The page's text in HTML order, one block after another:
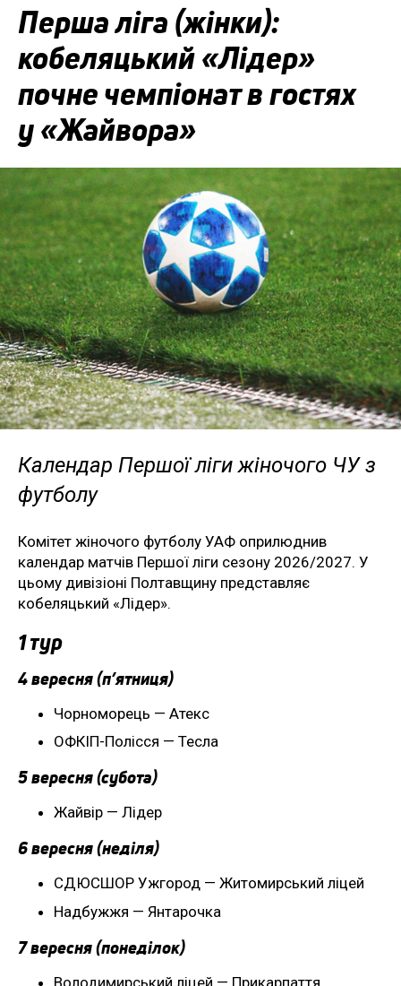
Перша ліга (жінки):
кобеляцький «Лідер»
почне чемпіонат в гостях
у «Жайвора»
Календар Першої ліги жіночого ЧУ з
футболу
Комітет жіночого футболу УАФ оприлюднив
календар матчів Першої ліги сезону 2026/2027. У
цьому дивізіоні Полтавщину представляє
кобеляцький «Лідер».
1 тур
4 вересня (п’ятниця)
Чорноморець — Атекс
ОФКІП-Полісся — Тесла
5 вересня (субота)
Жайвір — Лідер
6 вересня (неділя)
СДЮСШОР Ужгород — Житомирський ліцей
Надбужжя — Янтарочка
7 вересня (понеділок)
Володимирський ліцей — Прикарпаття